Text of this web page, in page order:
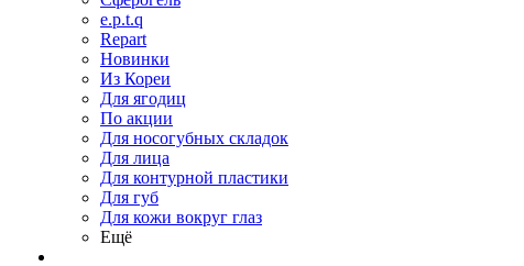
e.p.t.q
Repart
Новинки
Из Кореи
Для ягодиц
По акции
Для носогубных складок
Для лица
Для контурной пластики
Для губ
Для кожи вокруг глаз
Ещё